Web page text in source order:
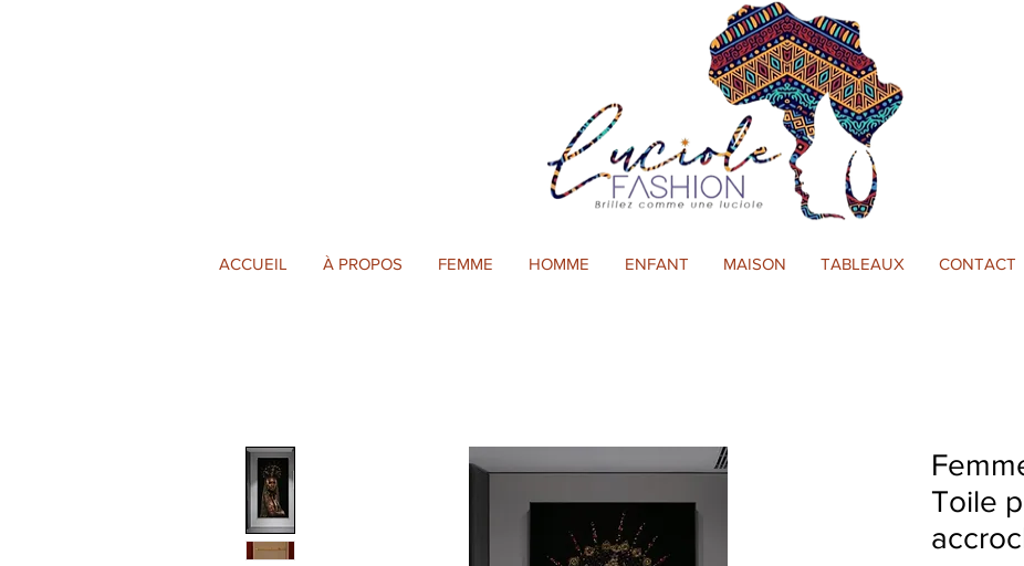
ACCUEIL À PROPOS FEMME HOMME ENFANT MAISON TABLEAUX CONTACT
Toile